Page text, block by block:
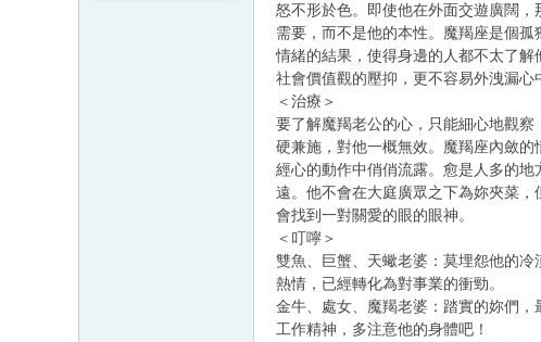
怒不形於色。即使他在外面交遊廣闊，
需要，而不是他的本性。魔羯座是個孤
情緒的結果，使得身邊的人都不太了解
社會價值觀的壓抑，更不容易外洩漏心
＜治療＞
要了解魔羯老公的心，只能細心地觀察
硬兼施，對他一概無效。魔羯座內斂的
經心的動作中俏俏流露。愈是人多的地
遠。他不會在大庭廣眾之下為妳夾菜，
會找到一對關愛的眼的眼神。
＜叮嚀＞
雙魚、巨蟹、天蠍老婆：莫埋怨他的冷
熱情，已經轉化為對事業的衝勁。
金牛、處女、魔羯老婆：踏實的妳們，
工作精神，多注意他的身體吧！